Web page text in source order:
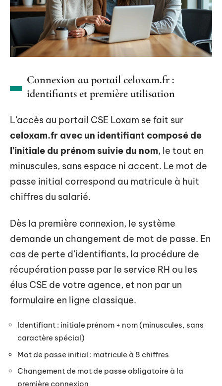
Connexion au portail celoxam.fr :
identifiants et première utilisation
L’accès au portail CSE Loxam se fait sur
celoxam.fr avec un identifiant composé de
l’initiale du prénom suivie du nom, le tout en
minuscules, sans espace ni accent. Le mot de
passe initial correspond au matricule à huit
chiffres du salarié.
Dès la première connexion, le système
demande un changement de mot de passe. En
cas de perte d’identifiants, la procédure de
récupération passe par le service RH ou les
élus CSE de votre agence, et non par un
formulaire en ligne classique.
Identifiant : initiale prénom + nom (minuscules, sans
caractère spécial)
Mot de passe initial : matricule à 8 chiffres
Changement de mot de passe obligatoire à la
première connexion